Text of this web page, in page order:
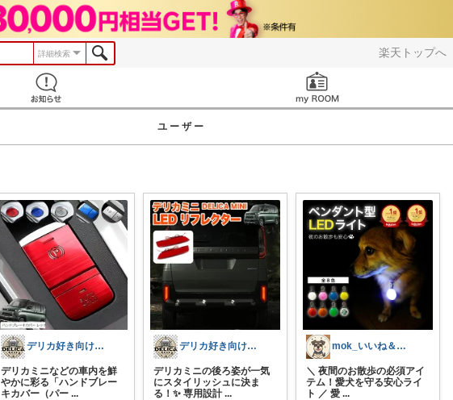
楽天トップへ
詳細検索
ユーザー
デリカ好き向けカーライフ用品
デリカミニなどの車内を鮮
やかに彩る「ハンドブレー
キカバー（パー ...
デリカ好き向けカーライフ用品
デリカミニの後ろ姿が一気
にスタイリッシュに決ま
る！✨ 専用設計 ...
mok_いいね＆経由購入感謝！！
＼ 夜間のお散歩の必須アイ
テム！愛犬を守る安心ライ
ト ／ 愛 ...